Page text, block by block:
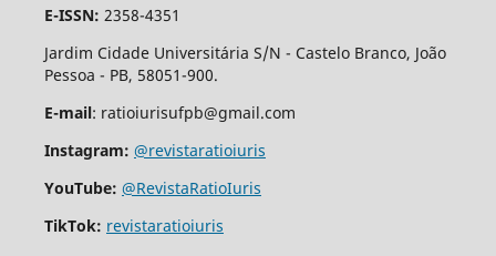
E-ISSN: 2358-4351
Jardim Cidade Universitária S/N - Castelo Branco, João
Pessoa - PB, 58051-900.
E-mail: ratioiurisufpb@gmail.com
Instagram: @revistaratioiuris
YouTube: @RevistaRatioIuris
TikTok: revistaratioiuris